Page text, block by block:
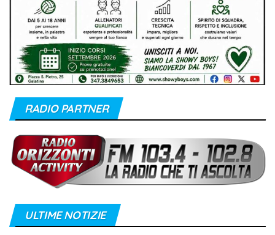
RADIO PARTNER
ULTIME NOTIZIE